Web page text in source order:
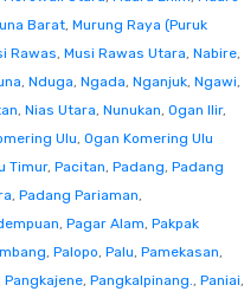
Barat, Murung Raya (Puruk
Rawas, Musi Rawas Utara, Nabire,
, Nduga, Ngada, Nganjuk, Ngawi,
, Nias Utara, Nunukan, Ogan Ilir,
Ulu, Ogan Komering Ulu
Timur, Pacitan, Padang, Padang
, Padang Pariaman,
, Pagar Alam, Pakpak
, Palopo, Palu, Pamekasan,
Pangkajene, Pangkalpinang., Paniai,